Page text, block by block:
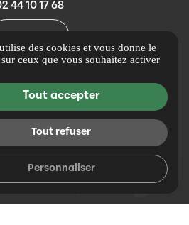
mail
44 10 17 68
Guide Local
complémentaires
légales
des cookies
des cookies et vous donne le
ceux que vous souhaitez activer
Tout accepter
Tout refuser
Personnaliser